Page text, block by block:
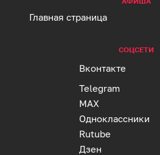
Главная страница
СОЦСЕТИ
Вконтакте
Telegram
MAX
Одноклассники
Rutube
Дзен